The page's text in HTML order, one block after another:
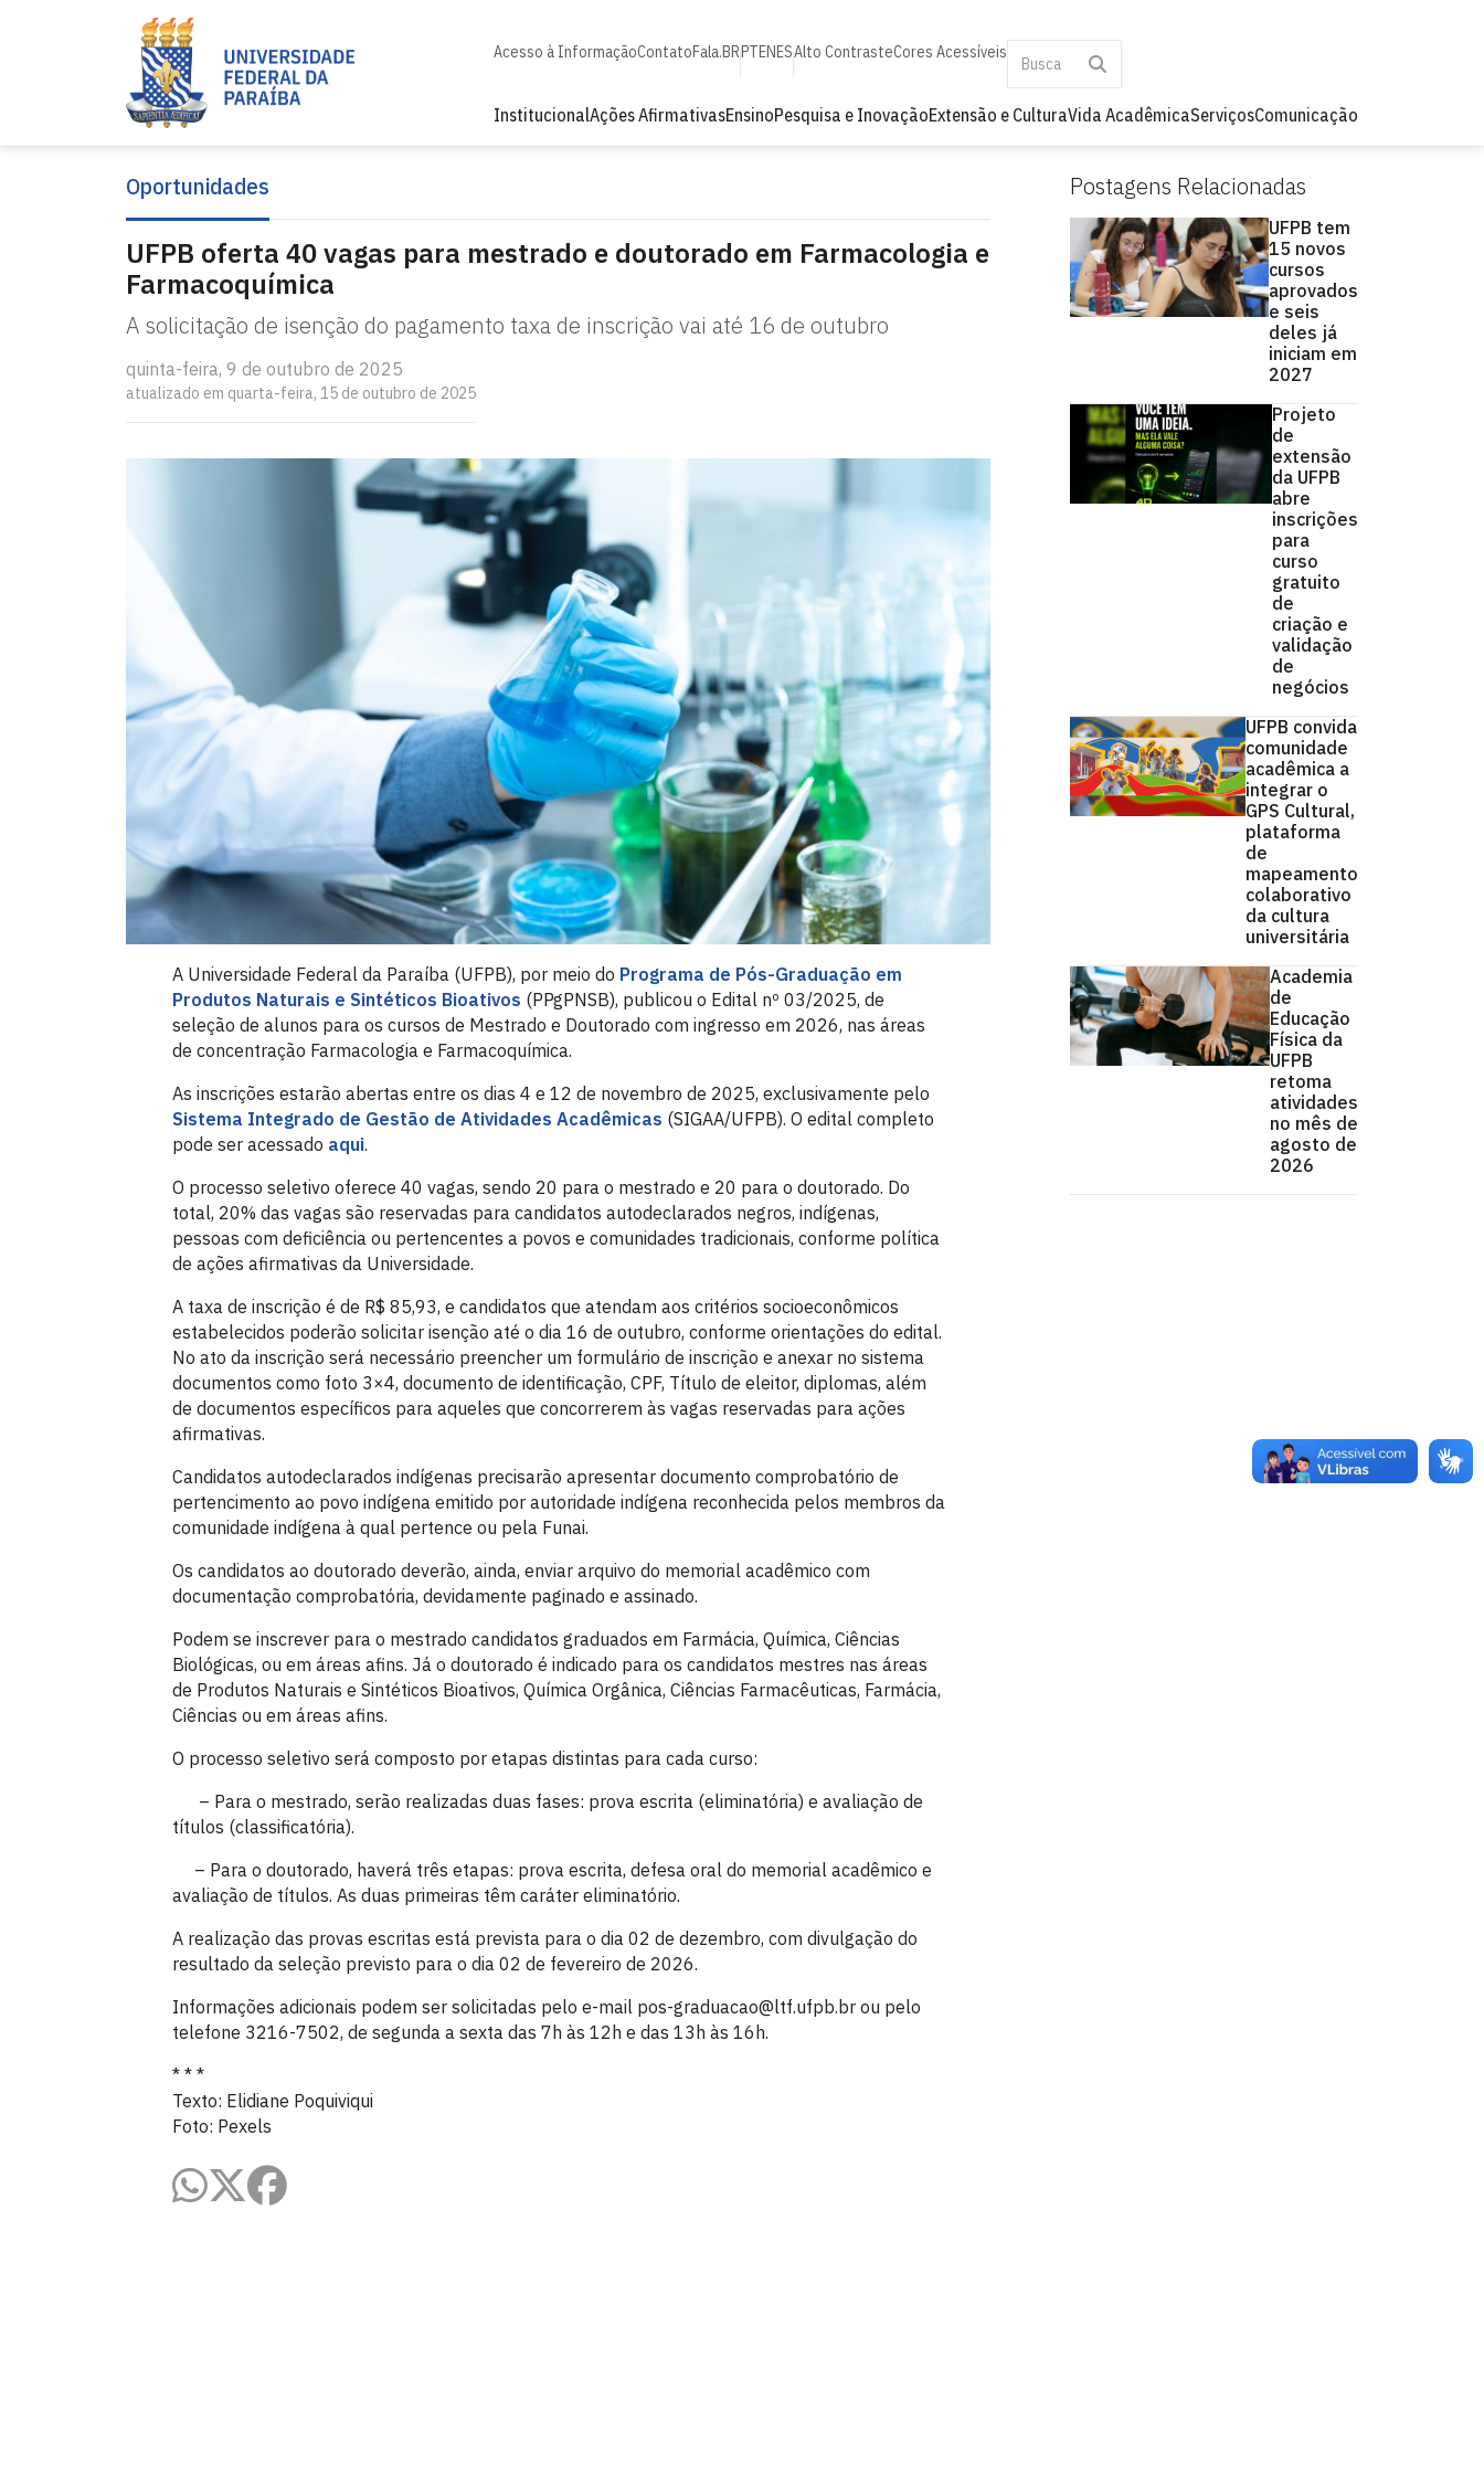
Acesso à InformaçãoContatoFala.BRPTENESAlto ContrasteCores Acessíveis
InstitucionalAções AfirmativasEnsinoPesquisa e InovaçãoExtensão e CulturaVida AcadêmicaServiçosComunicação
Postagens Relacionadas
UFPB tem
15 novos
cursos
aprovados
e seis
deles já
iniciam em
2027
Projeto
de
extensão
da UFPB
abre
inscrições
para
curso
gratuito
de
criação e
validação
de
negócios
UFPB convida
comunidade
acadêmica a
integrar o
GPS Cultural,
plataforma
de
mapeamento
colaborativo
da cultura
universitária
Academia
de
Educação
Física da
UFPB
retoma
atividades
no mês de
agosto de
2026
Oportunidades
UFPB oferta 40 vagas para mestrado e doutorado em Farmacologia e
Farmacoquímica
A solicitação de isenção do pagamento taxa de inscrição vai até 16 de outubro
quinta-feira, 9 de outubro de 2025
atualizado em quarta-feira, 15 de outubro de 2025
A Universidade Federal da Paraíba (UFPB), por meio do Programa de Pós-Graduação em
Produtos Naturais e Sintéticos Bioativos (PPgPNSB), publicou o Edital nº 03/2025, de
seleção de alunos para os cursos de Mestrado e Doutorado com ingresso em 2026, nas áreas
de concentração Farmacologia e Farmacoquímica.
As inscrições estarão abertas entre os dias 4 e 12 de novembro de 2025, exclusivamente pelo
Sistema Integrado de Gestão de Atividades Acadêmicas (SIGAA/UFPB). O edital completo
pode ser acessado aqui.
O processo seletivo oferece 40 vagas, sendo 20 para o mestrado e 20 para o doutorado. Do
total, 20% das vagas são reservadas para candidatos autodeclarados negros, indígenas,
pessoas com deficiência ou pertencentes a povos e comunidades tradicionais, conforme política
de ações afirmativas da Universidade.
A taxa de inscrição é de R$ 85,93, e candidatos que atendam aos critérios socioeconômicos
estabelecidos poderão solicitar isenção até o dia 16 de outubro, conforme orientações do edital.
No ato da inscrição será necessário preencher um formulário de inscrição e anexar no sistema
documentos como foto 3×4, documento de identificação, CPF, Título de eleitor, diplomas, além
de documentos específicos para aqueles que concorrerem às vagas reservadas para ações
afirmativas.
Candidatos autodeclarados indígenas precisarão apresentar documento comprobatório de
pertencimento ao povo indígena emitido por autoridade indígena reconhecida pelos membros da
comunidade indígena à qual pertence ou pela Funai.
Os candidatos ao doutorado deverão, ainda, enviar arquivo do memorial acadêmico com
documentação comprobatória, devidamente paginado e assinado.
Podem se inscrever para o mestrado candidatos graduados em Farmácia, Química, Ciências
Biológicas, ou em áreas afins. Já o doutorado é indicado para os candidatos mestres nas áreas
de Produtos Naturais e Sintéticos Bioativos, Química Orgânica, Ciências Farmacêuticas, Farmácia,
Ciências ou em áreas afins.
O processo seletivo será composto por etapas distintas para cada curso:
– Para o mestrado, serão realizadas duas fases: prova escrita (eliminatória) e avaliação de
títulos (classificatória).
– Para o doutorado, haverá três etapas: prova escrita, defesa oral do memorial acadêmico e
avaliação de títulos. As duas primeiras têm caráter eliminatório.
A realização das provas escritas está prevista para o dia 02 de dezembro, com divulgação do
resultado da seleção previsto para o dia 02 de fevereiro de 2026.
Informações adicionais podem ser solicitadas pelo e-mail pos-graduacao@ltf.ufpb.br ou pelo
telefone 3216-7502, de segunda a sexta das 7h às 12h e das 13h às 16h.
* * *
Texto: Elidiane Poquiviqui
Foto: Pexels